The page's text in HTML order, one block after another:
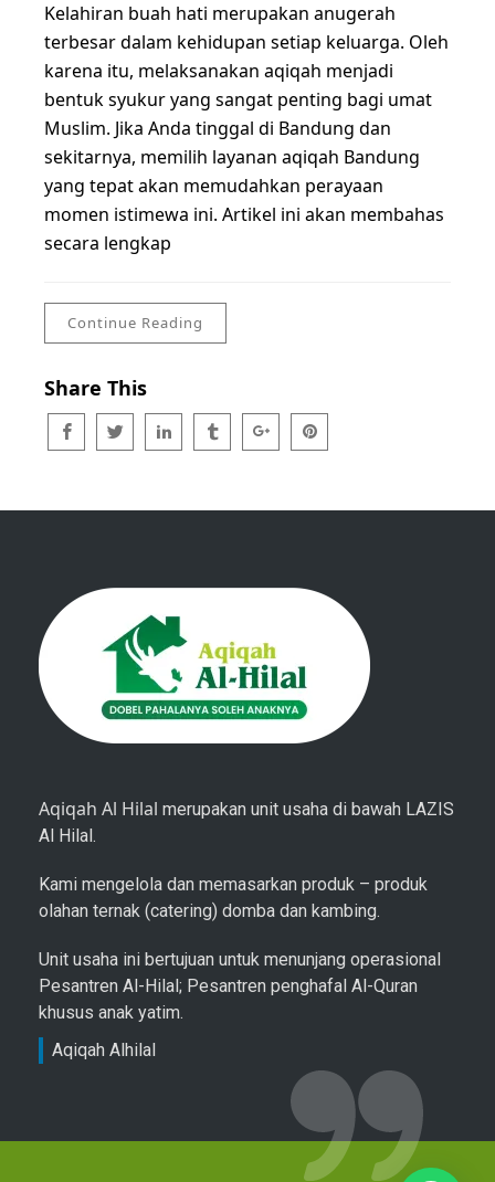
Kelahiran buah hati merupakan anugerah
terbesar dalam kehidupan setiap keluarga. Oleh
karena itu, melaksanakan aqiqah menjadi
bentuk syukur yang sangat penting bagi umat
Muslim. Jika Anda tinggal di Bandung dan
sekitarnya, memilih layanan aqiqah Bandung
yang tepat akan memudahkan perayaan
momen istimewa ini. Artikel ini akan membahas
secara lengkap
Continue Reading
Share This
Aqiqah Al Hilal merupakan unit usaha di bawah LAZIS
Al Hilal.
Kami mengelola dan memasarkan produk – produk
olahan ternak (catering) domba dan kambing.
Unit usaha ini bertujuan untuk menunjang operasional
Pesantren Al-Hilal; Pesantren penghafal Al-Quran
khusus anak yatim.
Aqiqah Alhilal